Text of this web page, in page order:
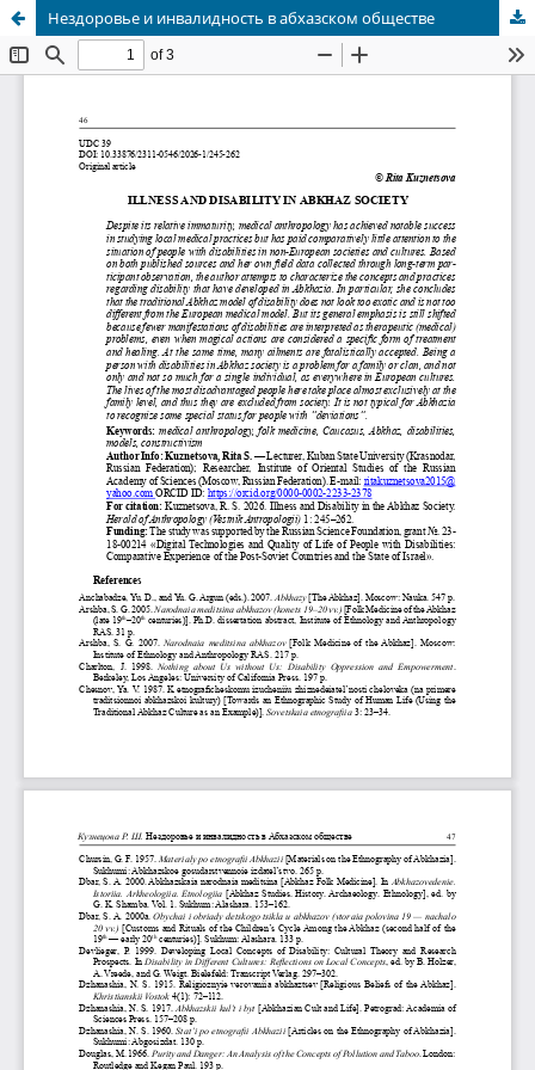
Нездоровье и инвалидность в абхазском обществе